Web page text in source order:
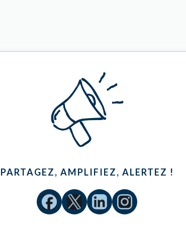
PARTAGEZ, AMPLIFIEZ, ALERTEZ !